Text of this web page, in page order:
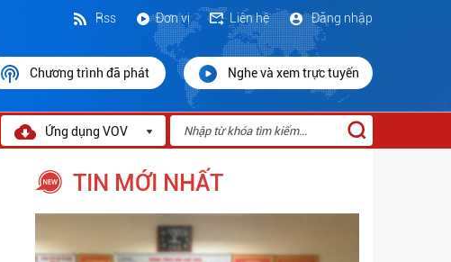
Đăng nhập
Liên hệ
Đơn vị
Rss
Chương trình đã phát Nghe và xem trực tuyến
Ứng dụng VOV
TIN MỚI NHẤT